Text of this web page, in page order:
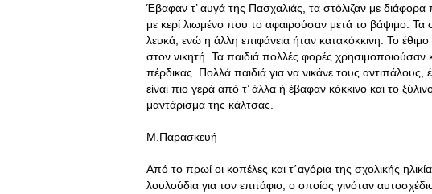
Έβαφαν τ’ αυγά της Πασχαλιάς, τα στόλιζαν με
με κερί λιωμένο που το αφαιρούσαν μετά το βάψιμο.
λευκά, ενώ η άλλη επιφάνεια ήταν κατακόκκινη. Το
στον νικητή. Τα παιδιά πολλές φορές
πέρδικας. Πολλά παιδιά για να νικάνε τους
είναι πιο γερά από τ’ άλλα ή έβαφαν κόκκινο και το
μαντάρισμα της κάλτσας.
Μ.Παρασκευή
Από το πρωί οι κοπέλες και τ΄αγόρια της σχολικής
λουλούδια για τον επιτάφιο, ο οποίος γινόταν